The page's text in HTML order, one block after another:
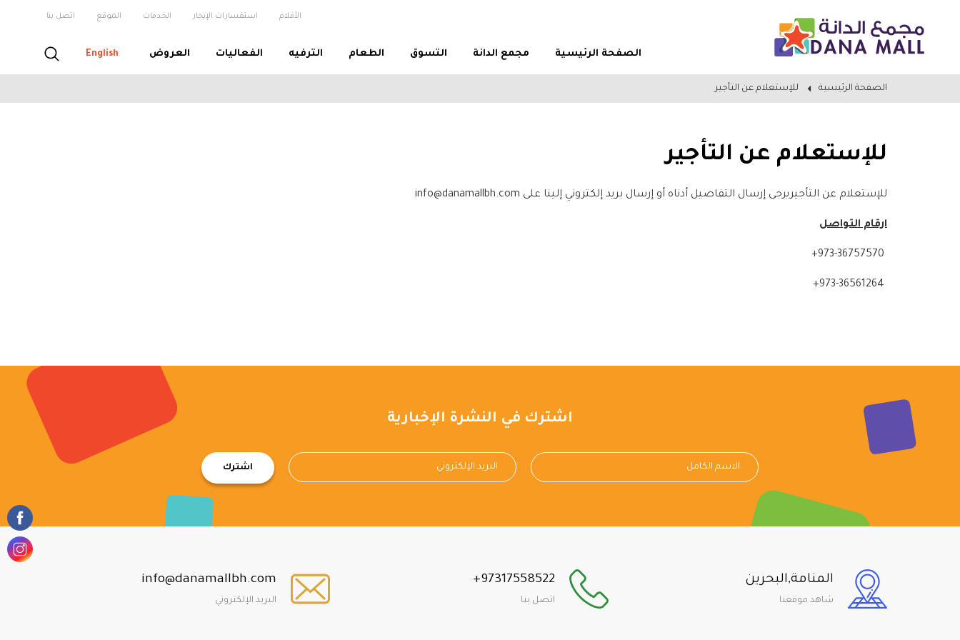
الأفلام استفسارات الإيجار الخدمات الموقع اتصل بنا
الصفحة الرئيسية مجمع الدانة التسوق الطعام الترفيه الفعاليات العروض English
الصفحة الرئيسية للإستعلام عن التأجير
للإستعلام عن التأجير
للإستعلام عن التأجيريرجى إرسال التفاصيل أدناه أو إرسال بريد إلكتروني إلينا على info@danamallbh.com
ارقام التواصل
+973-36757570
+973-36561264
اشترك في النشرة الإخبارية
اشترك
المنامة,البحرين
شاهد موقعنا
+97317558522
اتصل بنا
info@danamallbh.com
البريد الإلكتروني